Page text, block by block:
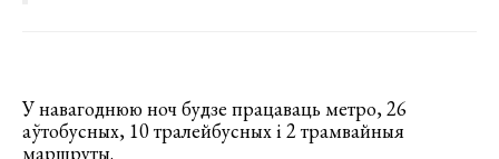
У навагоднюю ноч будзе працаваць метро, 26
аўтобусных, 10 тралейбусных і 2 трамвайныя
маршруты.